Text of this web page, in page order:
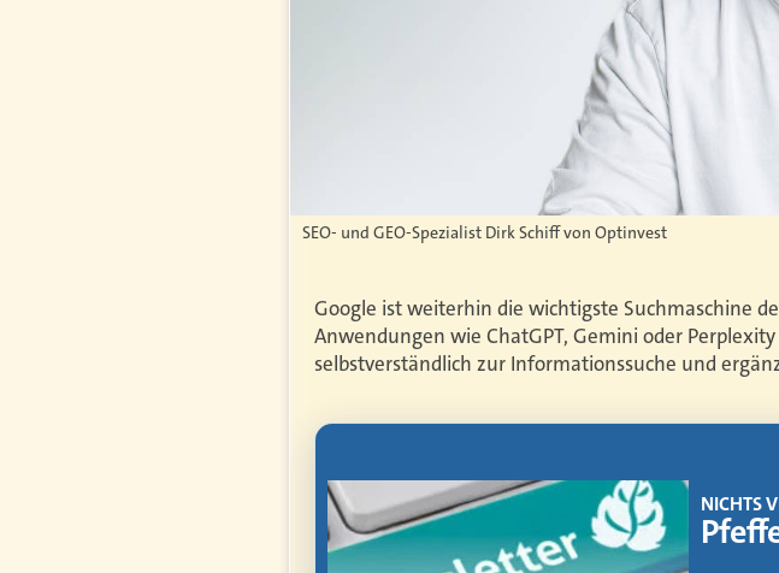
SEO- und GEO-Spezialist Dirk Schiff von Optinvest
Google ist weiterhin die wichtigste Suchmaschine
Anwendungen wie ChatGPT, Gemini oder
selbstverständlich zur Informationssuche und